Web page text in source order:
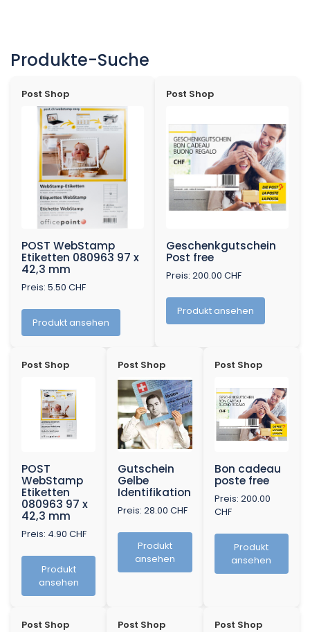
Produkte-Suche
Post Shop
POST WebStamp
Etiketten 080963 97 x
42,3 mm
Preis: 5.50 CHF
Produkt ansehen
Post Shop
Geschenkgutschein
Post free
Preis: 200.00 CHF
Produkt ansehen
Post Shop
POST
WebStamp
Etiketten
080963 97 x
42,3 mm
Preis: 4.90 CHF
Produkt
ansehen
Post Shop
Gutschein
Gelbe
Identifikation
Preis: 28.00 CHF
Produkt
ansehen
Post Shop
Bon cadeau
poste free
Preis: 200.00
CHF
Produkt
ansehen
Post Shop Post Shop Post Shop